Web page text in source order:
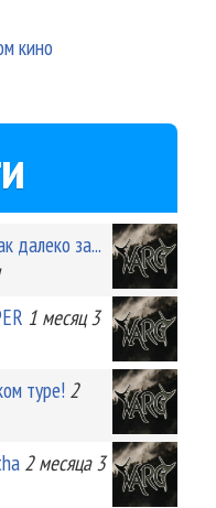
кино
далеко за...
1 месяц 3
туре! 2
2 месяца 3